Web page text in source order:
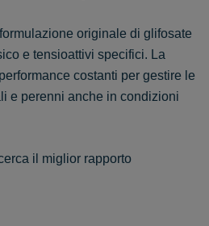
originale di glifosate
e tensioattivi specifici. La
costanti per gestire le
e perenni anche in condizioni
il miglior rapporto